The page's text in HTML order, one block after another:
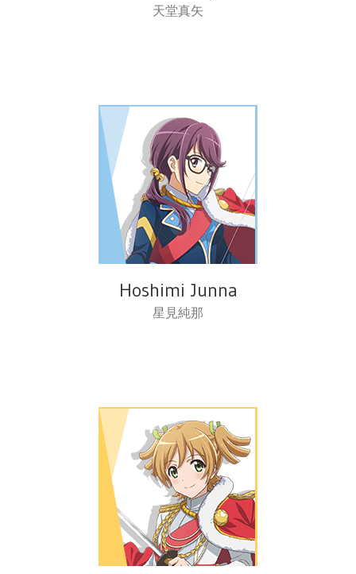
天堂真矢
Hoshimi Junna
星見純那